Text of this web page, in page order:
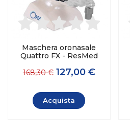
Maschera oronasale
Quattro FX - ResMed
168,30 € 127,00 €
Acquista